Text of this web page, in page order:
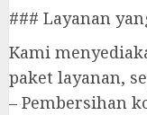
### Layanan
Kami
paket layanan,
– Pembersihan